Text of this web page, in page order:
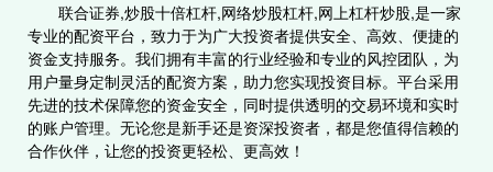
联合证券,炒股十倍杠杆,网络炒股杠杆,网上杠杆炒股,是一家
专业的配资平台，致力于为广大投资者提供安全、高效、便捷的
资金支持服务。我们拥有丰富的行业经验和专业的风控团队，为
用户量身定制灵活的配资方案，助力您实现投资目标。平台采用
先进的技术保障您的资金安全，同时提供透明的交易环境和实时
的账户管理。无论您是新手还是资深投资者，都是您值得信赖的
合作伙伴，让您的投资更轻松、更高效！